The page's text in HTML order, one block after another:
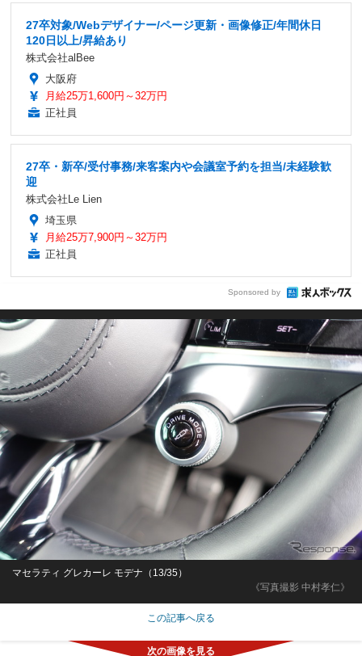
27卒対象/Webデザイナー/ページ更新・画像修正/年間休日
120日以上/昇給あり
株式会社alBee
大阪府
月給25万1,600円～32万円
正社員
27卒・新卒/受付事務/来客案内や会議室予約を担当/未経験歓
迎
株式会社Le Lien
埼玉県
月給25万7,900円～32万円
正社員
Sponsored by
《写真撮影 中村孝仁》
マセラティ グレカーレ モデナ（13/35）
この記事へ戻る